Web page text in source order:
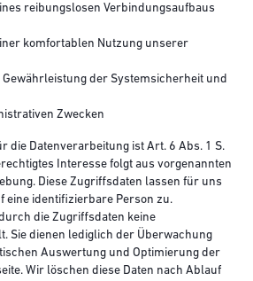
reibungslosen Verbindungsaufbaus
komfortablen Nutzung unserer
der Systemsicherheit und
Zwecken
die Datenverarbeitung ist Art. 6 Abs. 1 S.
Interesse folgt aus vorgenannten
Diese Zugriffsdaten lassen für uns
eine identifizierbare Person zu.
die Zugriffsdaten keine
Sie dienen lediglich der Überwachung
Auswertung und Optimierung der
Wir löschen diese Daten nach Ablauf